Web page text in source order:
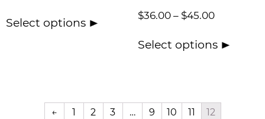
Select options
$36.00– $45.00
Select options
← 1 2 3 … 9 10 11 12